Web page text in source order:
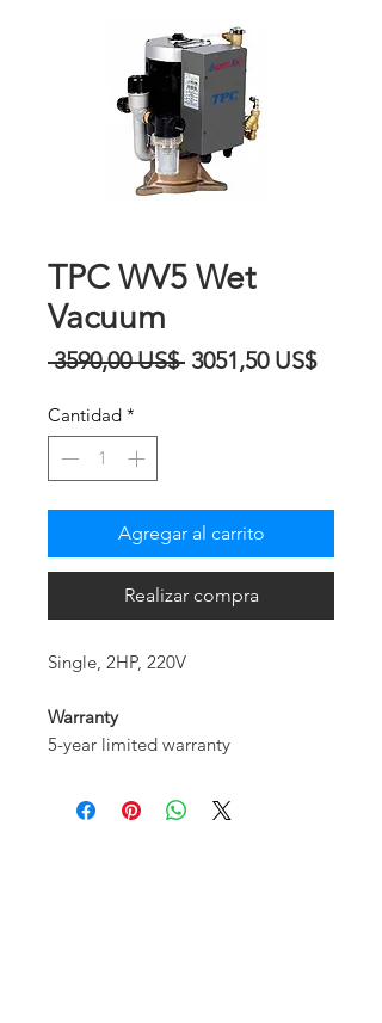
TPC WV5 Wet
Vacuum
3590,00 US$ Precio
3051,50 US$Precio
Cantidad *
Agregar al carrito
Realizar compra
Single, 2HP, 220V
Warranty
5-year limited warranty